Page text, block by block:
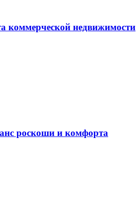
коммерческой недвижимости
роскоши и комфорта